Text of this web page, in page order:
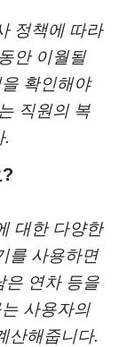
정책에 따라
안 이월될
확인해야
직원의 복
.
대한 다양한
를 사용하면
은 연차 등을
사용자의
산해줍니다.